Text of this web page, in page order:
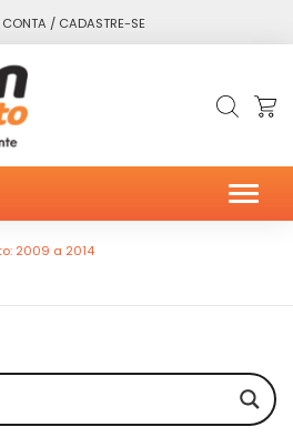
/ CADASTRE-SE
2009 a 2014